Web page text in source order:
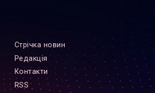
Стрiчка новин
Редакцiя
Контакти
RSS